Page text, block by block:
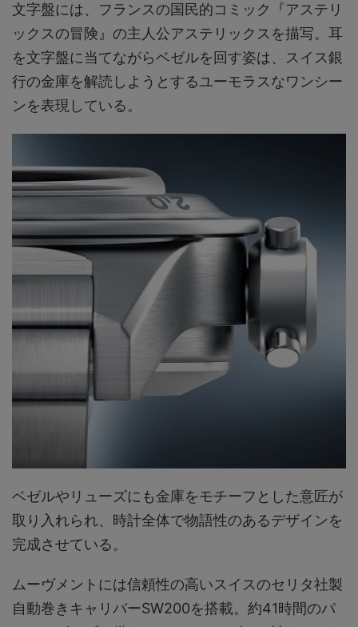
文字盤には、フランスの国民的コミック『アステリ
ックスの冒険』の主人公アステリックスを描写。耳
を文字盤に当てながらベゼルを回す姿は、スイス銀
行の金庫を解読しようとするユーモラスなワンシー
ンを表現している。
ベゼルやリューズにも金庫をモチーフとした意匠が
取り入れられ、時計全体で物語性のあるデザインを
完成させている。
ムーヴメントには信頼性の高いスイスのセリタ社製
自動巻きキャリバーSW200を搭載。約41時間のパ